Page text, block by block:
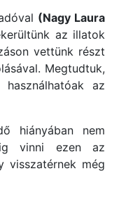
(Nagy Laura
az illatok
vettünk részt
Megtudtuk,
az
hiányában nem
vinni ezen az
visszatérnek még